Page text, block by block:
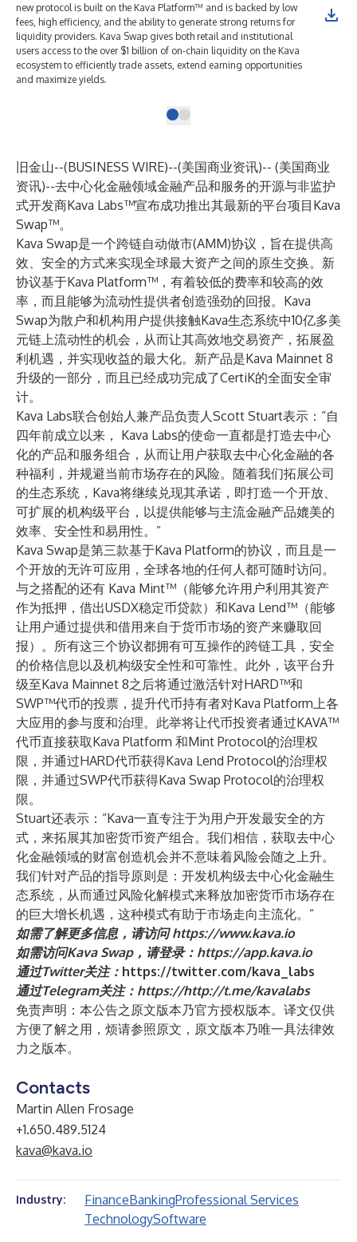
new protocol is built on the Kava Platform™ and is backed by low
fees, high efficiency, and the ability to generate strong returns for
liquidity providers. Kava Swap gives both retail and institutional
users access to the over $1 billion of on-chain liquidity on the Kava
ecosystem to efficiently trade assets, extend earning opportunities
and maximize yields.
旧金山--(BUSINESS WIRE)--(美国商业资讯)-- (美国商业
资讯)--去中心化金融领域金融产品和服务的开源与非监护
式开发商Kava Labs™宣布成功推出其最新的平台项目Kava
Swap™。
Kava Swap是一个跨链自动做市(AMM)协议，旨在提供高
效、安全的方式来实现全球最大资产之间的原生交换。新
协议基于Kava Platform™，有着较低的费率和较高的效
率，而且能够为流动性提供者创造强劲的回报。Kava
Swap为散户和机构用户提供接触Kava生态系统中10亿多美
元链上流动性的机会，从而让其高效地交易资产，拓展盈
利机遇，并实现收益的最大化。新产品是Kava Mainnet 8
升级的一部分，而且已经成功完成了CertiK的全面安全审
计。
Kava Labs联合创始人兼产品负责人Scott Stuart表示：“自
四年前成立以来， Kava Labs的使命一直都是打造去中心
化的产品和服务组合，从而让用户获取去中心化金融的各
种福利，并规避当前市场存在的风险。随着我们拓展公司
的生态系统，Kava将继续兑现其承诺，即打造一个开放、
可扩展的机构级平台，以提供能够与主流金融产品媲美的
效率、安全性和易用性。”
Kava Swap是第三款基于Kava Platform的协议，而且是一
个开放的无许可应用，全球各地的任何人都可随时访问。
与之搭配的还有 Kava Mint™（能够允许用户利用其资产
作为抵押，借出USDX稳定币贷款）和Kava Lend™（能够
让用户通过提供和借用来自于货币市场的资产来赚取回
报）。所有这三个协议都拥有可互操作的跨链工具，安全
的价格信息以及机构级安全性和可靠性。此外，该平台升
级至Kava Mainnet 8之后将通过激活针对HARD™和
SWP™代币的投票，提升代币持有者对Kava Platform上各
大应用的参与度和治理。此举将让代币投资者通过KAVA™
代币直接获取Kava Platform 和Mint Protocol的治理权
限，并通过HARD代币获得Kava Lend Protocol的治理权
限，并通过SWP代币获得Kava Swap Protocol的治理权
限。
Stuart还表示：“Kava一直专注于为用户开发最安全的方
式，来拓展其加密货币资产组合。我们相信，获取去中心
化金融领域的财富创造机会并不意味着风险会随之上升。
我们针对产品的指导原则是：开发机构级去中心化金融生
态系统，从而通过风险化解模式来释放加密货币市场存在
的巨大增长机遇，这种模式有助于市场走向主流化。”
如需了解更多信息，请访问https://www.kava.io
如需访问Kava Swap，请登录： https://app.kava.io
通过Twitter关注： https://twitter.com/kava_labs
通过Telegram关注： https://http://t.me/kavalabs
免责声明：本公告之原文版本乃官方授权版本。译文仅供
方便了解之用，烦请参照原文，原文版本乃唯一具法律效
力之版本。
Contacts
Martin Allen Frosage
+1.650.489.5124
kava@kava.io
Industry: FinanceBankingProfessional Services
TechnologySoftware